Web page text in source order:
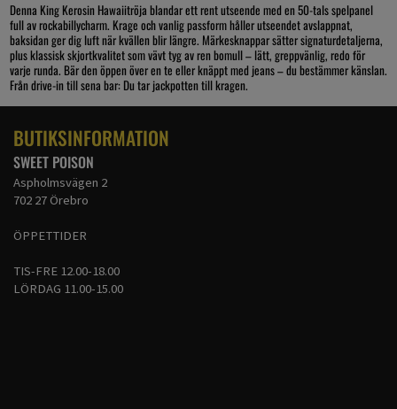
Denna King Kerosin Hawaiitröja blandar ett rent utseende med en 50-tals spelpanel
full av rockabillycharm. Krage och vanlig passform håller utseendet avslappnat,
baksidan ger dig luft när kvällen blir längre. Märkesknappar sätter signaturdetaljerna,
plus klassisk skjortkvalitet som vävt tyg av ren bomull – lätt, greppvänlig, redo för
varje runda. Bär den öppen över en te eller knäppt med jeans – du bestämmer känslan.
Från drive-in till sena bar: Du tar jackpotten till kragen.
BUTIKSINFORMATION
SWEET POISON
Aspholmsvägen 2
702 27 Örebro
ÖPPETTIDER
TIS-FRE 12.00-18.00
LÖRDAG 11.00-15.00